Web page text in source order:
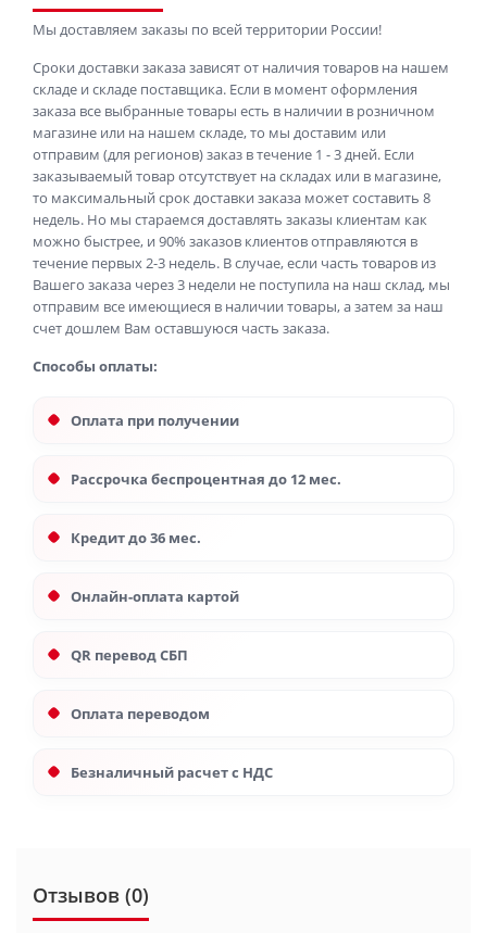
Мы доставляем заказы по всей территории России!
Сроки доставки заказа зависят от наличия товаров на нашем
складе и складе поставщика. Если в момент оформления
заказа все выбранные товары есть в наличии в розничном
магазине или на нашем складе, то мы доставим или
отправим (для регионов) заказ в течение 1 - 3 дней. Если
заказываемый товар отсутствует на складах или в магазине,
то максимальный срок доставки заказа может составить 8
недель. Но мы стараемся доставлять заказы клиентам как
можно быстрее, и 90% заказов клиентов отправляются в
течение первых 2-3 недель. В случае, если часть товаров из
Вашего заказа через 3 недели не поступила на наш склад, мы
отправим все имеющиеся в наличии товары, а затем за наш
счет дошлем Вам оставшуюся часть заказа.
Способы оплаты:
Оплата при получении
Рассрочка беспроцентная до 12 мес.
Кредит до 36 мес.
Онлайн-оплата картой
QR перевод СБП
Оплата переводом
Безналичный расчет с НДС
Отзывов (0)